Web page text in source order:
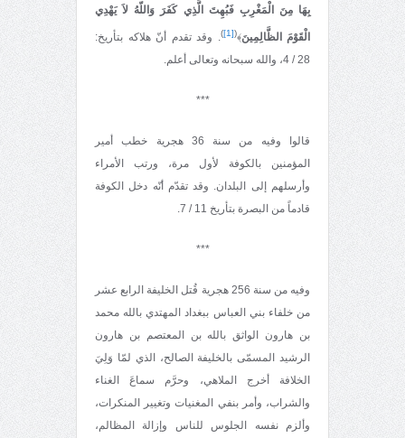
بِهَا مِنَ الْمَغْرِبِ فَبُهِتَ الَّذِي كَفَرَ وَاللّهُ لاَ يَهْدِي
الْقَوْمَ الظَّالِمِينَ﴾(
[1]
). وقد تقدم أنّ هلاكه بتأريخ:
28 / 4، والله سبحانه وتعالى أعلم.
***
قالوا وفيه من سنة 36 هجرية خطب أمير
المؤمنين بالكوفة لأول مرة، ورتب الأمراء
وأرسلهم إلى البلدان. وقد تقدّم أنّه دخل الكوفة
قادماً من البصرة بتأريخ 11 / 7.
***
وفيه من سنة 256 هجرية قُتل الخليفة الرابع عشر
من خلفاء بني العباس ببغداد المهتدي بالله محمد
بن هارون الواثق بالله بن المعتصم بن هارون
الرشيد المسمّى بالخليفة الصالح، الذي لمّا وَلِيَ
الخلافة أخرج الملاهي، وحرَّم سماعَ الغناء
والشراب، وأمر بنفي المغنيات وتغيير المنكرات،
وألزم نفسه الجلوس للناس وإزالة المظالم،